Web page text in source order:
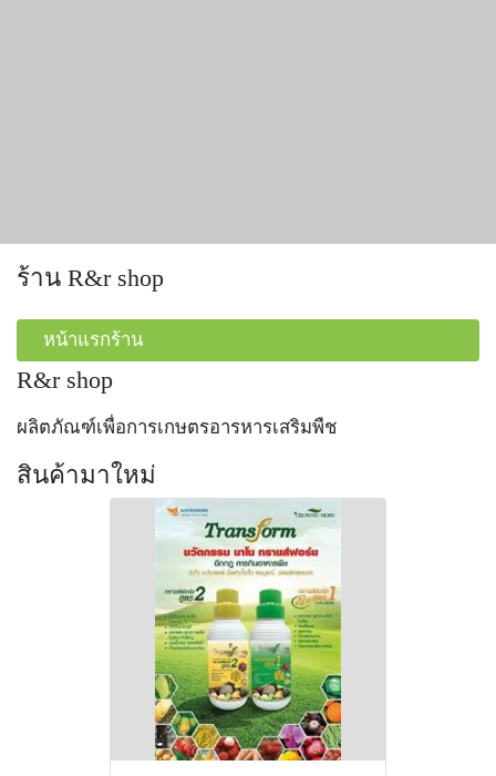
ร้าน R&r shop
หน้าแรกร้าน
R&r shop
ผลิตภัณฑ์เพื่อการเกษตรอารหารเสริมพืช
สินค้ามาใหม่